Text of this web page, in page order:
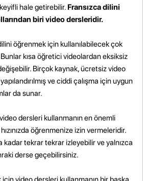
hale getirebilir.Fransızca dilini
biri video dersleridir.
öğrenmek için kullanılabilecek çok
kısa öğretici videolardan eksiksiz
Birçok kaynak, ücretsiz video
ve ciddi çalışma için uygun
da sunar.
dersleri kullanmanın en önemli
öğrenmenize izin vermeleridir.
tekrar tekrar izleyebilir ve yalnızca
derse geçebilirsiniz.